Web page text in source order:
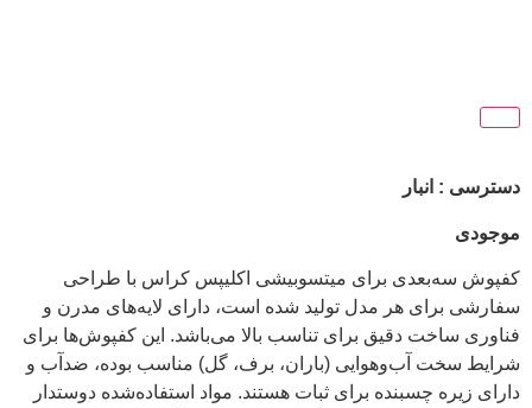
دسترسی : انبار
موجودی
کفپوش سه‌بعدی برای میتسوبیشی اکلیپس کراس با طراحی
سفارشی برای هر مدل تولید شده است، دارای لایه‌های مدرن و
فناوری ساخت دقیق برای تناسب بالا می‌باشد. این کفپوش‌ها برای
شرایط سخت آب‌وهوایی (باران، برف، گل) مناسب بوده، ضدآب و
دارای زیره چسبنده برای ثبات هستند. مواد استفاده‌شده دوستدار